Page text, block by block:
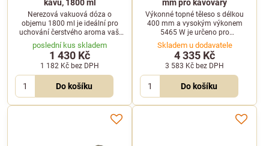
kávu, 1800 ml
Nerezová vakuová dóza o
objemu 1800 ml je ideální pro
uchování čerstvého aroma vaší
kávy. Díky spolehlivému těsnění
účinně brání přístupu vzduchu a
nežádoucí oxidaci kávových zrn.
poslední kus skladem
1 430 Kč
1 182 Kč bez DPH
Do košíku
mm pro kávovary
Výkonné topné těleso s délkou
400 mm a vysokým výkonem
5465 W je určeno pro
profesionální kávovary pracující s
napětím 230 V.
Skladem u dodavatele
4 335 Kč
3 583 Kč bez DPH
Do košíku